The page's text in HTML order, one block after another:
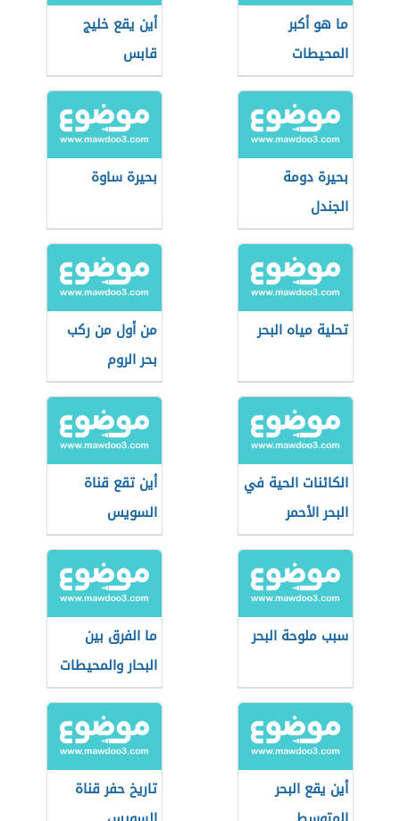
ما هو أكبر
المحيطات
أين يقع خليج
قابس
بحيرة دومة
الجندل
بحيرة ساوة
تحلية مياه البحر
من أول من ركب
بحر الروم
الكائنات الحية في
البحر الأحمر
أين تقع قناة
السويس
سبب ملوحة البحر
ما الفرق بين
البحار والمحيطات
أين يقع البحر
تاريخ حفر قناة